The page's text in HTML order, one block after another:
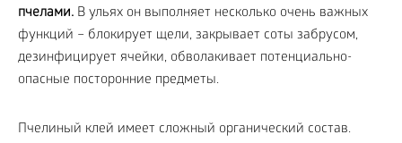
пчелами. В ульях он выполняет несколько очень важных
функций – блокирует щели, закрывает соты забрусом,
дезинфицирует ячейки, обволакивает потенциально-
опасные посторонние предметы.
Пчелиный клей имеет сложный органический состав.